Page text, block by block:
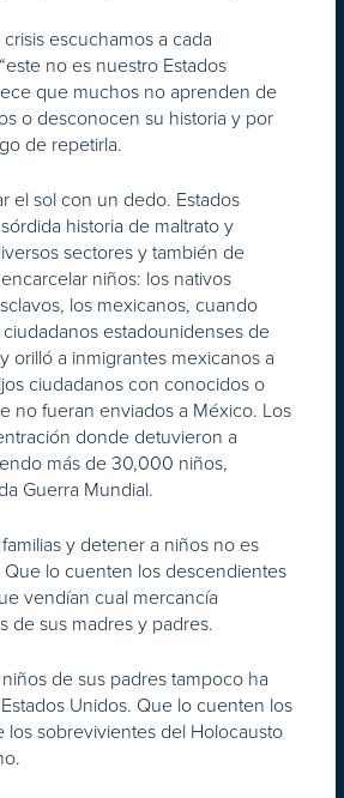
escuchamos a cada
no es nuestro Estados
que muchos no aprenden de
o desconocen su historia y por
de repetirla.
el sol con un dedo. Estados
historia de maltrato y
sectores y también de
niños: los nativos
los mexicanos, cuando
estadounidenses de
orilló a inmigrantes mexicanos a
ciudadanos con conocidos o
no fueran enviados a México. Los
donde detuvieron a
más de 30,000 niños,
Guerra Mundial.
y detener a niños no es
lo cuenten los descendientes
vendían cual mercancía
de sus madres y padres.
de sus padres tampoco ha
Unidos. Que lo cuenten los
sobrevivientes del Holocausto